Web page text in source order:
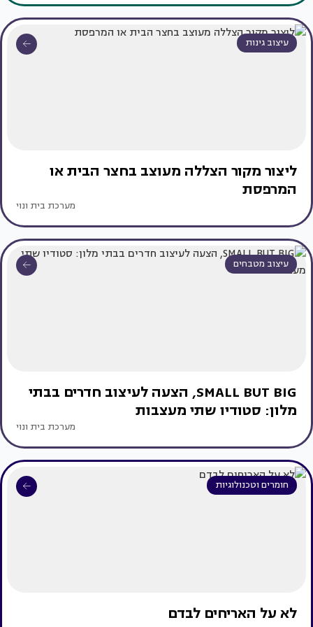
עיצוב גינות
ליצור מקור הצללה מעוצב בחצר הבית או
המרפסת
מערכת בית ונוי
עיצוב מטבחים
SMALL BUT BIG, הצעה לעיצוב חדרים בבתי
מלון: סטודיו שתי מעצבות
מערכת בית ונוי
חומרים וטכנולוגיות
לא על האריחים לבדם